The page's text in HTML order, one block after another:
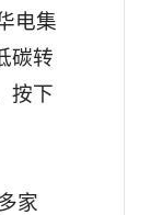
电集
碳转
按下
家